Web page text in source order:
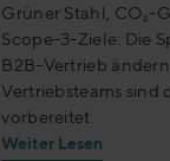
Grüner Stahl, CO₂-
Scope-3-Ziele: Die
B2B-Vertrieb
Vertriebsteams sind
vorbereitet.
Weiter Lesen